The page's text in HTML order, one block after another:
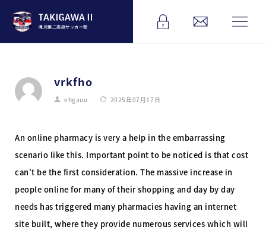
滝川第二高校サッカー部
vrkfho
ehgauu 2025年07月17日
An online pharmacy is very a help in the embarrassing
scenario like this. Important point to be noticed is that cost
can't be the first consideration. The massive increase in
people online for many of their shopping and day by day
needs has triggered many pharmacies having an internet
site built, where they provide numerous services which will